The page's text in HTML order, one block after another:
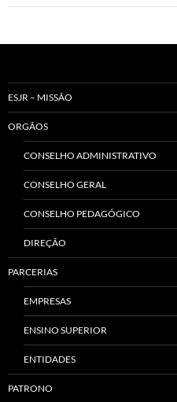
ESJR – MISSÃO
ORGÃOS
CONSELHO ADMINISTRATIVO
CONSELHO GERAL
CONSELHO PEDAGÓGICO
DIREÇÃO
PARCERIAS
EMPRESAS
ENSINO SUPERIOR
ENTIDADES
PATRONO